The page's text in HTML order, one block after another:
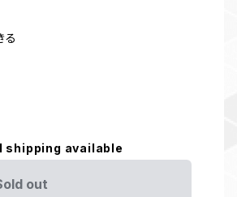
る
shipping available
out